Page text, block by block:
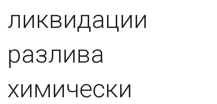
ликвидации
разлива
химически